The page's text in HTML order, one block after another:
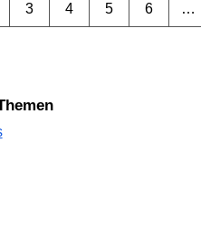
3 4 5 6 …